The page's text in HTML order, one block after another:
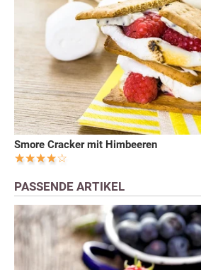
Smore Cracker mit Himbeeren
PASSENDE ARTIKEL